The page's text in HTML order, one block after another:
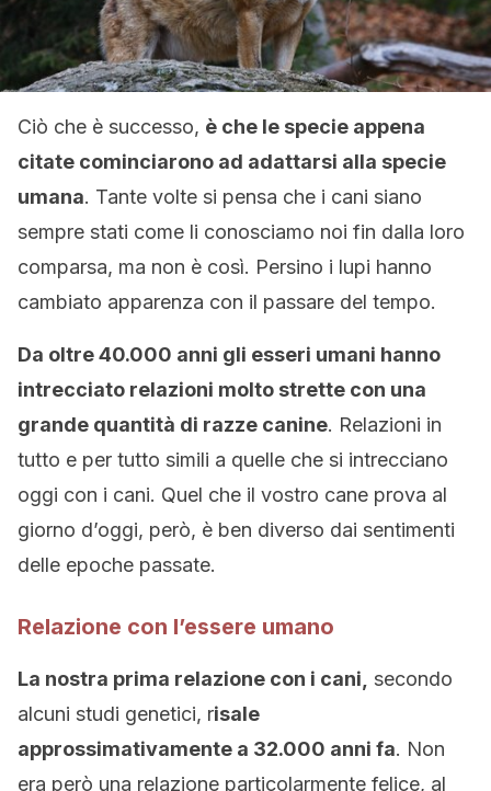
Ciò che è successo, è che le specie appena
citate cominciarono ad adattarsi alla specie
umana. Tante volte si pensa che i cani siano
sempre stati come li conosciamo noi fin dalla loro
comparsa, ma non è così. Persino i lupi hanno
cambiato apparenza con il passare del tempo.
Da oltre 40.000 anni gli esseri umani hanno
intrecciato relazioni molto strette con una
grande quantità di razze canine. Relazioni in
tutto e per tutto simili a quelle che si intrecciano
oggi con i cani. Quel che il vostro cane prova al
giorno d’oggi, però, è ben diverso dai sentimenti
delle epoche passate.
Relazione con l’essere umano
La nostra prima relazione con i cani, secondo
alcuni studi genetici, risale
approssimativamente a 32.000 anni fa. Non
era però una relazione particolarmente felice, al